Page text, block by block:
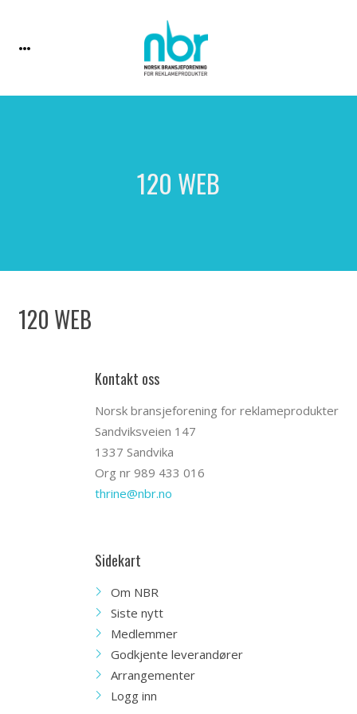
120 WEB
120 WEB
Kontakt oss
Norsk bransjeforening for reklameprodukter
Sandviksveien 147
1337 Sandvika
Org nr 989 433 016
thrine@nbr.no
Sidekart
Om NBR
Siste nytt
Medlemmer
Godkjente leverandører
Arrangementer
Logg inn